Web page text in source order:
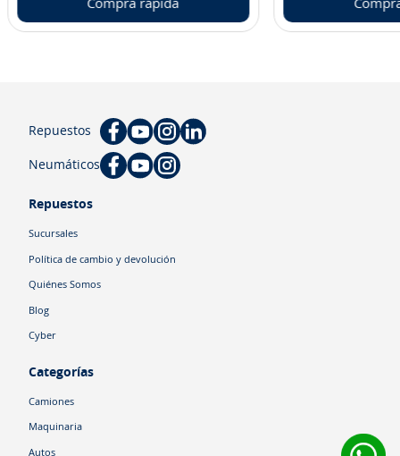
Compra rápida
Repuestos
Neumáticos
Repuestos
Sucursales
Política de cambio y devolución
Quiénes Somos
Blog
Cyber
Categorías
Camiones
Maquinaria
Autos